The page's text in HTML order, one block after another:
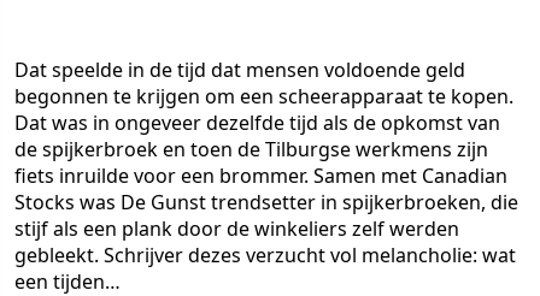
Dat speelde in de tijd dat mensen voldoende geld
begonnen te krijgen om een scheerapparaat te kopen.
Dat was in ongeveer dezelfde tijd als de opkomst van
de spijkerbroek en toen de Tilburgse werkmens zijn
fiets inruilde voor een brommer. Samen met Canadian
Stocks was De Gunst trendsetter in spijkerbroeken, die
stijf als een plank door de winkeliers zelf werden
gebleekt. Schrijver dezes verzucht vol melancholie: wat
een tijden…